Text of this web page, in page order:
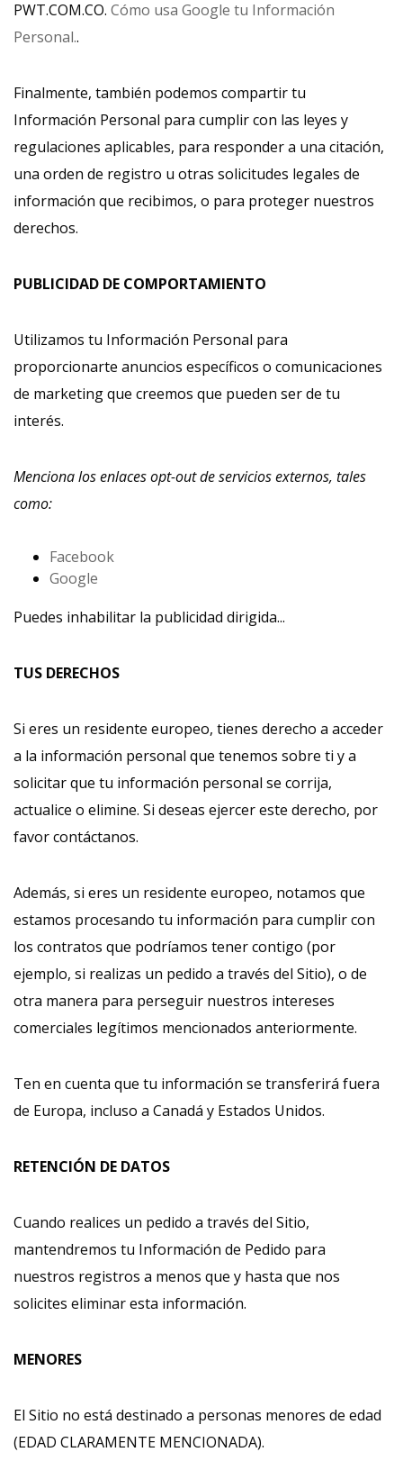
PWT.COM.CO. Cómo usa Google tu Información
Personal..
Finalmente, también podemos compartir tu
Información Personal para cumplir con las leyes y
regulaciones aplicables, para responder a una citación,
una orden de registro u otras solicitudes legales de
información que recibimos, o para proteger nuestros
derechos.
PUBLICIDAD DE COMPORTAMIENTO
Utilizamos tu Información Personal para
proporcionarte anuncios específicos o comunicaciones
de marketing que creemos que pueden ser de tu
interés.
Menciona los enlaces opt-out de servicios externos, tales
como:
Facebook
Google
Puedes inhabilitar la publicidad dirigida...
TUS DERECHOS
Si eres un residente europeo, tienes derecho a acceder
a la información personal que tenemos sobre ti y a
solicitar que tu información personal se corrija,
actualice o elimine. Si deseas ejercer este derecho, por
favor contáctanos.
Además, si eres un residente europeo, notamos que
estamos procesando tu información para cumplir con
los contratos que podríamos tener contigo (por
ejemplo, si realizas un pedido a través del Sitio), o de
otra manera para perseguir nuestros intereses
comerciales legítimos mencionados anteriormente.
Ten en cuenta que tu información se transferirá fuera
de Europa, incluso a Canadá y Estados Unidos.
RETENCIÓN DE DATOS
Cuando realices un pedido a través del Sitio,
mantendremos tu Información de Pedido para
nuestros registros a menos que y hasta que nos
solicites eliminar esta información.
MENORES
El Sitio no está destinado a personas menores de edad
(EDAD CLARAMENTE MENCIONADA).